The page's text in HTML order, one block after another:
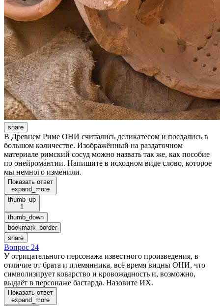
share
В Древнем Риме ОНИ считались деликатесом и поедались в
большом количестве. Изображённый на раздаточном
материале римский сосуд можно назвать так же, как пособие
по онейрома́нтии. Напишите в исходном виде слово, которое
мы немного изменили.
Показать ответ
expand_more
thumb_up
1
thumb_down
bookmark_border
share
Вопрос 24
У отрицательного персонажа известного произведения, в
отличие от брата и племянника, всё время видны ОНИ, что
символизирует коварство и кровожадность и, возможно,
выдаёт в персонаже бастарда. Назовите ИХ.
Показать ответ
expand_more